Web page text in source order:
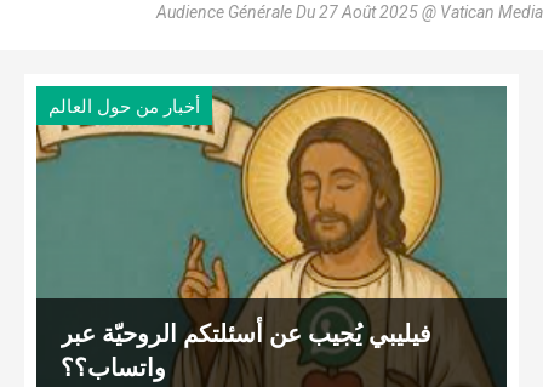
Audience Générale Du 27 Août 2025 @ Vatican Media
أخبار من حول العالم
فيليبي يُجيب عن أسئلتكم الروحيّة عبر
واتساب؟؟